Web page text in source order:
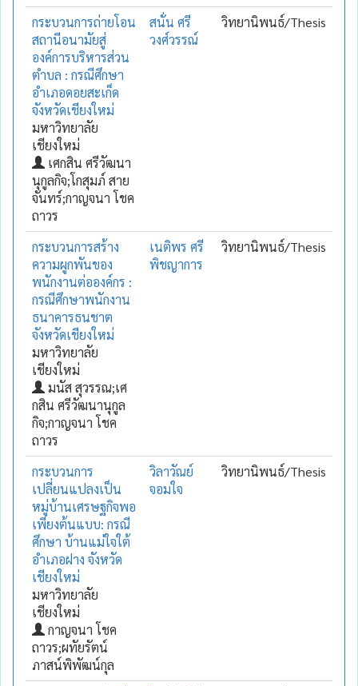
กระบวนการถ่ายโอน
สถานีอนามัยสู่
องค์การบริหารส่วน
ตำบล : กรณีศึกษา
อำเภอดอยสะเก็ด
จังหวัดเชียงใหม่
มหาวิทยาลัย
เชียงใหม่
เศกสิน ศรีวัฒนา
นุกูลกิจ;โกสุมภ์ สาย
จันทร์;กาญจนา โชค
ถาวร
สนั่น ศรี
วงศ์วรรณ์
วิทยานิพนธ์/Thesis
กระบวนการสร้าง
ความผูกพันของ
พนักงานต่อองค์กร :
กรณีศึกษาพนักงาน
ธนาคารธนชาต
จังหวัดเชียงใหม่
มหาวิทยาลัย
เชียงใหม่
มนัส สุวรรณ;เศ
กสิน ศรีวัฒนานุกูล
กิจ;กาญจนา โชค
ถาวร
เนติพร ศรี
พิชญาการ
วิทยานิพนธ์/Thesis
กระบวนการ
เปลี่ยนแปลงเป็น
หมู่บ้านเศรษฐกิจพอ
เพียงต้นแบบ: กรณี
ศึกษา บ้านแม่ใจใต้
อำเภอฝาง จังหวัด
เชียงใหม่
มหาวิทยาลัย
เชียงใหม่
กาญจนา โชค
ถาวร;ผทัยรัตน์
ภาสน์พิพัฒน์กุล
วิลาวัณย์
จอมใจ
วิทยานิพนธ์/Thesis